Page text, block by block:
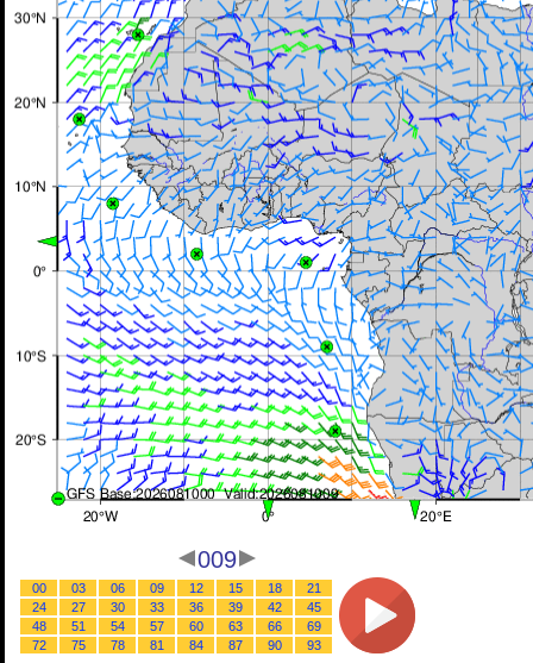
009
00 03 06 09 12 15 18
21
24
27 30 33 36 39 42
45
48
51 54 57 60 63 66
69
72
75 78 81 84 87 90 93